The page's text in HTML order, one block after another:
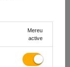
Mereu
active